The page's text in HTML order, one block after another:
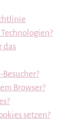
das
Browser?
setzen?